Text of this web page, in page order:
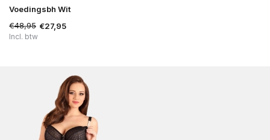
Voedingsbh Wit
€48,95 €27,95
Incl. btw